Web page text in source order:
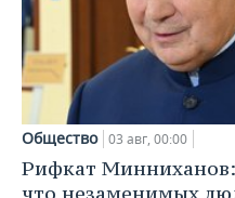
Общество 03 авг, 00:00
Рифкат